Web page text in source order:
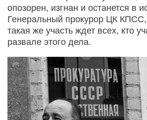
опозорен, изгнан и останется в
Генеральный прокурор ЦК
такая же участь ждет всех, кто
развале этого дела.